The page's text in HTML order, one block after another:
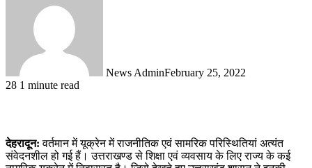
News AdminFebruary 25, 2022
28 1 minute read
देहरादून: वर्तमान में यूक्रेन में राजनीतिक एवं सामरिक परिस्थितियां अत्यंत
संवेदनशील हो गई हैं। उत्तराखण्ड से शिक्षा एवं व्यवसाय के लिए राज्य के कई